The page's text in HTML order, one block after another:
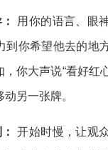
用你的语言、眼
到你希望他去的地
你大声说“看好红
另一张牌。
开始时慢，让观